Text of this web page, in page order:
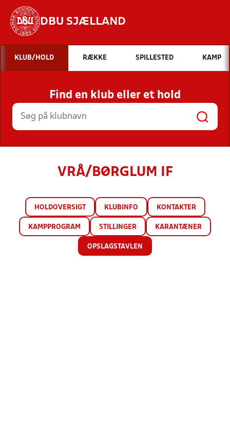
DBU SJÆLLAND
Hvad vil du søge efter?
INDHOLD OG NYHEDER
STILLINGER, RESULTATER, KLUBBER OG
HOLD
KLUB/HOLD RÆKKE SPILLESTED KAMP
Find en klub eller et hold
VRÅ/BØRGLUM IF
HOLDOVERSIGT KLUBINFO KONTAKTER
KAMPPROGRAM STILLINGER KARANTÆNER
OPSLAGSTAVLEN